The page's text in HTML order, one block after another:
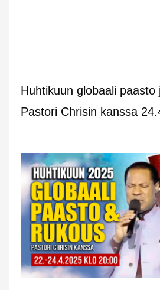
Huhtikuun globaali paasto
Pastori Chrisin kanssa